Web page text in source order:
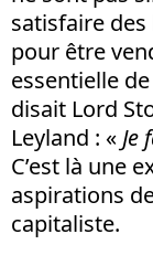
satisfaire
pour être
essentielle
disait Lord
Leyland : « Je
C’est là une
aspirations
capitaliste.